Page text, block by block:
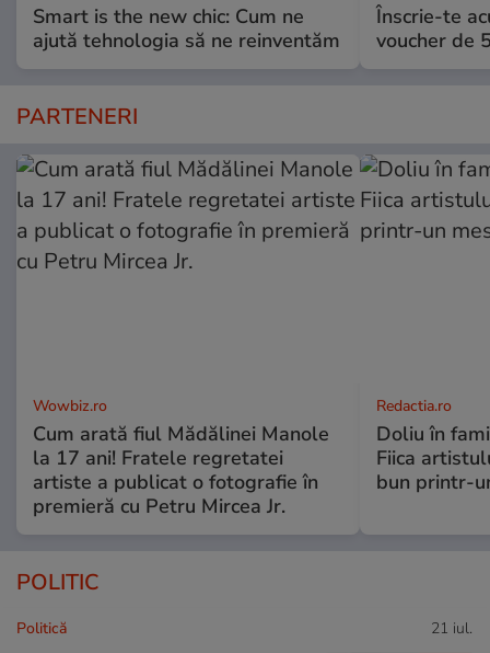
Smart is the new chic: Cum ne
ajută tehnologia să ne reinventăm
Înscrie-te
voucher de
PARTENERI
Wowbiz.ro
Cum arată fiul Mădălinei Manole
la 17 ani! Fratele regretatei
artiste a publicat o fotografie în
premieră cu Petru Mircea Jr.
Redactia.ro
Doliu în
Fiica
bun printr-
POLITIC
Politică 21 iul.